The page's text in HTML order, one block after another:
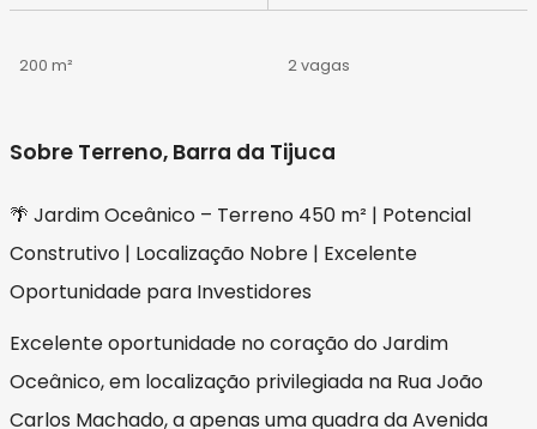
200 m² 2 vagas
Sobre Terreno, Barra da Tijuca
🌴 Jardim Oceânico – Terreno 450 m² | Potencial
Construtivo | Localização Nobre | Excelente
Oportunidade para Investidores
Excelente oportunidade no coração do Jardim
Oceânico, em localização privilegiada na Rua João
Carlos Machado, a apenas uma quadra da Avenida